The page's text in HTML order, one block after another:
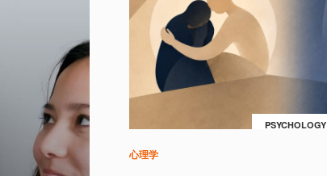
PSYCHOLOGY
心理学